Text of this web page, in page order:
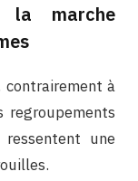
la marche
contrairement à
regroupements
une